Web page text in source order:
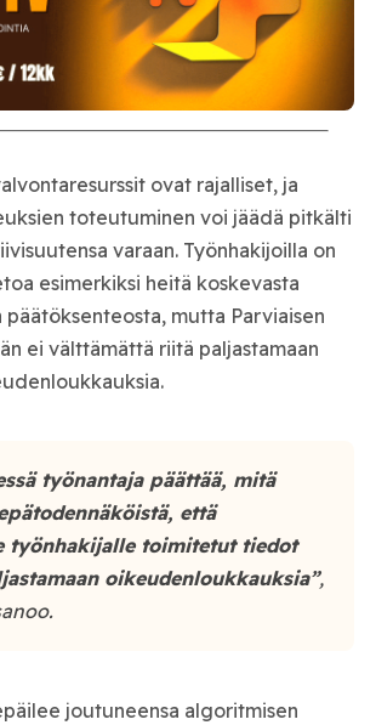
ovat rajalliset, ja
toteutuminen voi jäädä pitkälti
varaan. Työnhakijoilla on
esimerkiksi heitä koskevasta
mutta Parviaisen
ei välttämättä riitä paljastamaan
työnantaja päättää, mitä
että
työnhakijalle toimitetut tiedot
oikeudenloukkauksia”,
joutuneensa algoritmisen